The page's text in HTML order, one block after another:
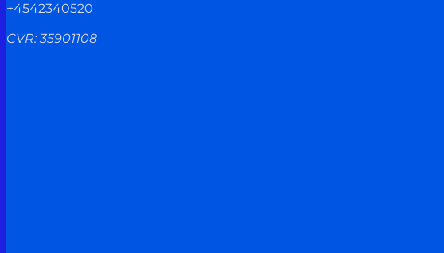
+4542340520
CVR: 35901108